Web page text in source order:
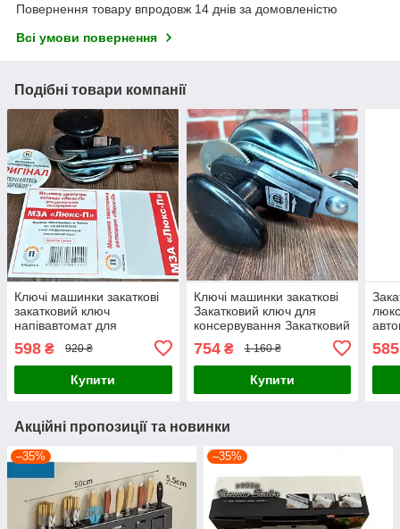
Повернення товару впродовж 14 днів за домовленістю
Всі умови повернення
Подібні товари компанії
Ключі машинки закаткові
закатковий ключ
напівавтомат для
Закаткові ключі автомат
люкс з
598 ₴ 920 ₴
Купити
Ключі машинки закаткові
Закатковий ключ для
консервування Закатковий
ключ автомат мза-п люкс
ддмаш
754₴ 1 160 ₴
Купити
585
Акційні пропозиції та новинки
–35% –35%